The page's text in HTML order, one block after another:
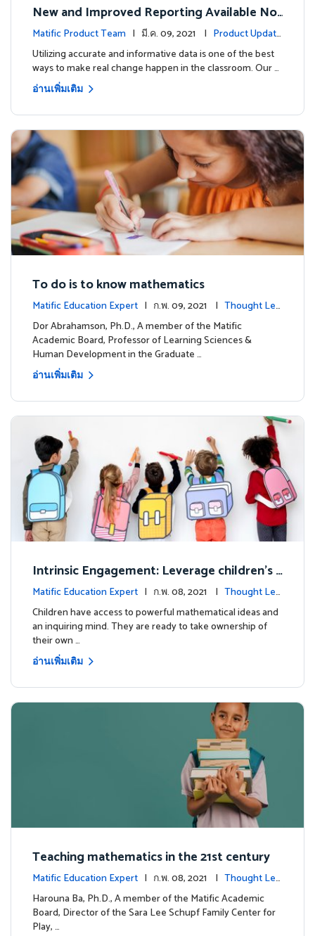
New and Improved Reporting Available No
w!
Matific Product Team | มี.ค. 09, 2021 | Product Update
sUtilizing accurate and informative data is one of the best
ways to make real change happen in the classroom. Our …
อ่านเพิ่มเติม
To do is to know mathematics
Matific Education Expert | ก.พ. 09, 2021 | Thought Lea
dership
Dor Abrahamson, Ph.D., A member of the Matific
Academic Board, Professor of Learning Sciences &
Human Development in the Graduate …
อ่านเพิ่มเติม
Intrinsic Engagement: Leverage children's
mathematical potential and inquiring mind
Matific Education Expert | ก.พ. 08, 2021 | Thought Lea
dership
Children have access to powerful mathematical ideas and
an inquiring mind. They are ready to take ownership of
their own …
อ่านเพิ่มเติม
Teaching mathematics in the 21st century
Matific Education Expert | ก.พ. 08, 2021 | Thought Lea
dership
Harouna Ba, Ph.D., A member of the Matific Academic
Board, Director of the Sara Lee Schupf Family Center for
Play, …